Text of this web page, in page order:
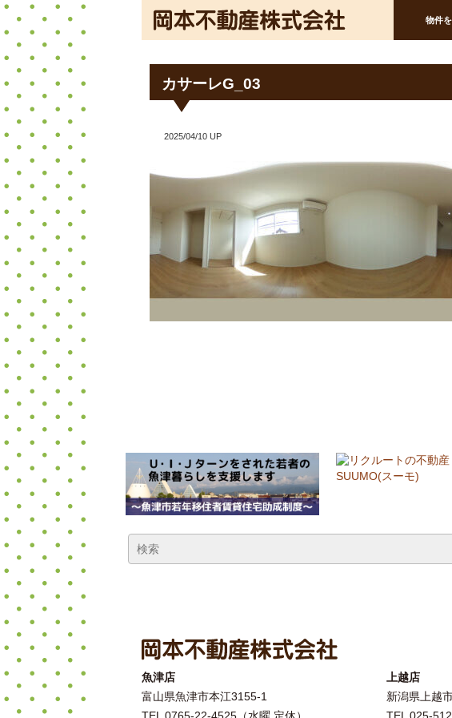
物件
カサーレG_03
2025/04/10 UP
魚津店
富山県魚津市本江3155-1
上越店
新潟県上越